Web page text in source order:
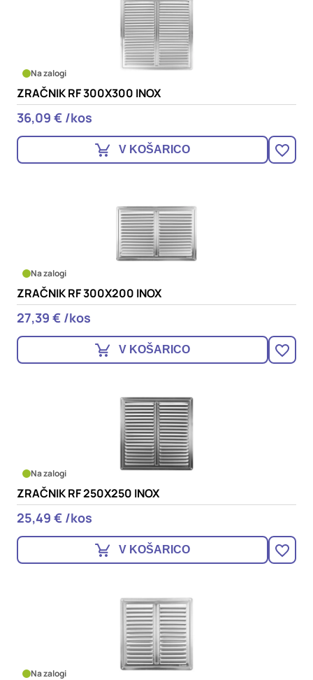
Na zalogi
ZRAČNIK RF 300X300 INOX
36,09 € /kos
V KOŠARICO
Na zalogi
ZRAČNIK RF 300X200 INOX
27,39 € /kos
V KOŠARICO
Na zalogi
ZRAČNIK RF 250X250 INOX
25,49 € /kos
V KOŠARICO
Na zalogi